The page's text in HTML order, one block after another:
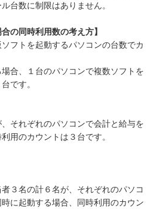
台数に制限はありません。
の同時利用数の考え方】
フトを起動するパソコンの台数でカ
合、１台のパソコンで複数ソフトを
です。
それぞれのパソコンで会計と給与を
用のカウントは３台です。
３名の計６名が、それぞれのパソコ
に起動する場合、同時利用のカウン